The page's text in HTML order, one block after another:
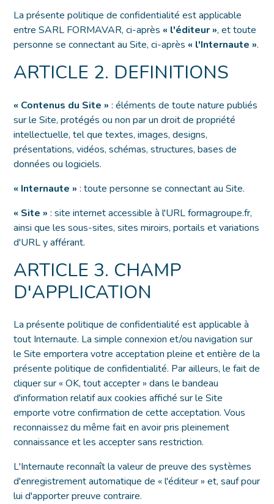
La présente politique de confidentialité est applicable
entre SARL FORMAVAR, ci-après « l'éditeur », et toute
personne se connectant au Site, ci-après « l'Internaute ».
ARTICLE 2. DEFINITIONS
« Contenus du Site » : éléments de toute nature publiés
sur le Site, protégés ou non par un droit de propriété
intellectuelle, tel que textes, images, designs,
présentations, vidéos, schémas, structures, bases de
données ou logiciels.
« Internaute » : toute personne se connectant au Site.
« Site » : site internet accessible à l'URL formagroupe.fr,
ainsi que les sous-sites, sites miroirs, portails et variations
d'URL y afférant.
ARTICLE 3. CHAMP
D'APPLICATION
La présente politique de confidentialité est applicable à
tout Internaute. La simple connexion et/ou navigation sur
le Site emportera votre acceptation pleine et entière de la
présente politique de confidentialité. Par ailleurs, le fait de
cliquer sur « OK, tout accepter » dans le bandeau
d'information relatif aux cookies affiché sur le Site
emporte votre confirmation de cette acceptation. Vous
reconnaissez du même fait en avoir pris pleinement
connaissance et les accepter sans restriction.
L'Internaute reconnaît la valeur de preuve des systèmes
d'enregistrement automatique de « l'éditeur » et, sauf pour
lui d'apporter preuve contraire.